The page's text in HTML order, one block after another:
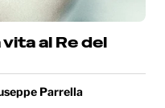
al Re del
Parrella